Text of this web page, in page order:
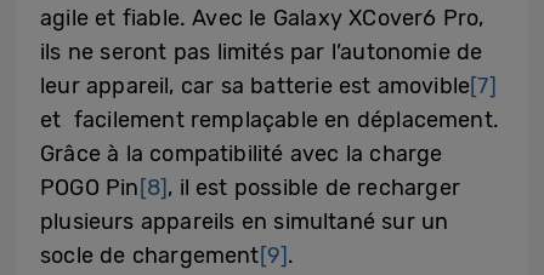
agile et fiable. Avec le Galaxy XCover6 Pro,
ils ne seront pas limités par l’autonomie de
leur appareil, car sa batterie est amovible[7]
et facilement remplaçable en déplacement.
Grâce à la compatibilité avec la charge
POGO Pin [8], il est possible de recharger
plusieurs appareils en simultané sur un
socle de chargement[9].